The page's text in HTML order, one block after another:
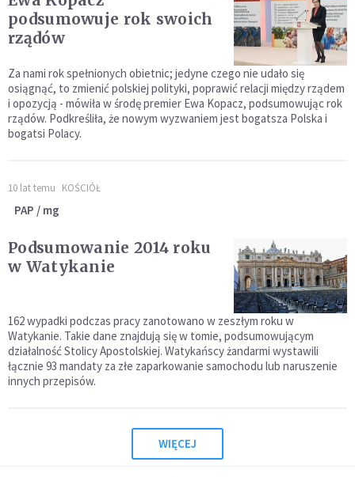
podsumowuje rok swoich
rządów
Za nami rok spełnionych obietnic; jedyne czego nie udało się
osiągnąć, to zmienić polskiej polityki, poprawić relacji między rządem
i opozycją - mówiła w środę premier Ewa Kopacz, podsumowując rok
rządów. Podkreśliła, że nowym wyzwaniem jest bogatsza Polska i
bogatsi Polacy.
10 lat temu KOŚCIÓŁ
PAP / mg
Podsumowanie 2014 roku
w Watykanie
162 wypadki podczas pracy zanotowano w zeszłym roku w
Watykanie. Takie dane znajdują się w tomie, podsumowującym
działalność Stolicy Apostolskiej. Watykańscy żandarmi wystawili
łącznie 93 mandaty za złe zaparkowanie samochodu lub naruszenie
innych przepisów.
WIĘCEJ